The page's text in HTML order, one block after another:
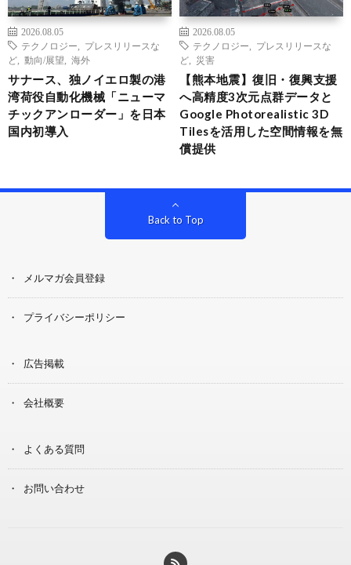
2026.08.05
テクノロジー
プレスリリースな
ど
動向/展望 海外
サナース、独ノイエロ製の港
湾荷役自動化機械「ニューマ
チックアンローダー」を日本
国内初導入
2026.08.05
テクノロジー
プレスリリースな
ど
災害
【熊本地震】復旧・復興支援
へ高精度3次元点群データと
Google Photorealistic 3D
Tilesを活用した空間情報を無
償提供
Back to Top
メルマガ会員登録
プライバシーポリシー
広告掲載
会社概要
よくある質問
お問い合わせ